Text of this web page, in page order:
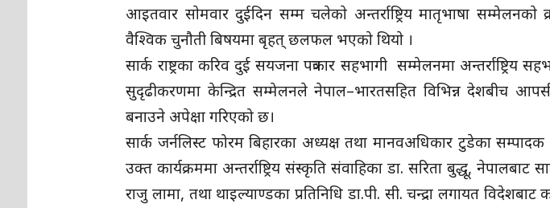
आइतवार साेमवार दुईदिन सम्म चलेकाे अन्तर्राष्ट्रिय मातृभाषा सम्मेलनकाे
वैश्विक चुनाैती बिषयमा बृहत् छलफल भएकाे थियाे ।
सार्क राष्ट्रका करिव दुई सयजना पत्रकार सहभागी सम्मेलनमा अन्तर्राष्ट्रिय
सुदृढीकरणमा केन्द्रित सम्मेलनले नेपाल–भारतसहित विभिन्न देशबीच
बनाउने अपेक्षा गरिएको छ।
सार्क जर्नलिस्ट फोरम बिहारका अध्यक्ष तथा मानवअधिकार टुडेका
उक्त कार्यक्रममा अन्तर्राष्ट्रिय संस्कृति संवाहिका डा. सरिता बुद्धू, नेपालबाट
राजु लामा, तथा थाइल्याण्डका प्रतिनिधि डा.पी. सी. चन्द्रा लगायत विदेशबाट